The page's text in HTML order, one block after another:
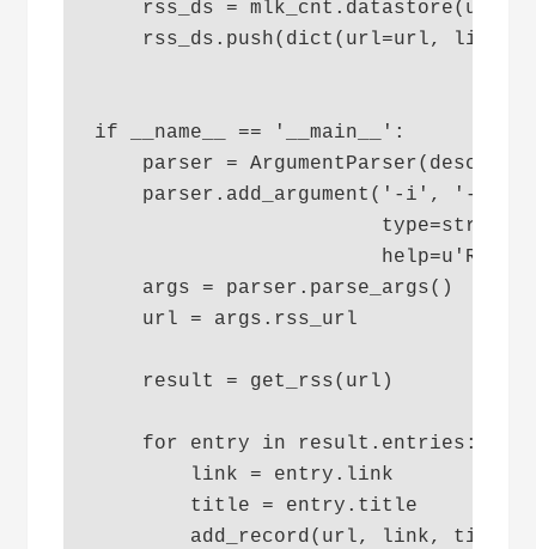
rss_ds =
rss_ds.push(dict(url=url,
if __name__ == '__main__':
parser =
parser.add_argument('-i', '--
type=str,
help=u'RSS
    args = parser.parse_args()
    url = args.rss_url
    result = get_rss(url)
    for entry in result.entries:
        link = entry.link
        title = entry.title
        add_record(url, link, title)